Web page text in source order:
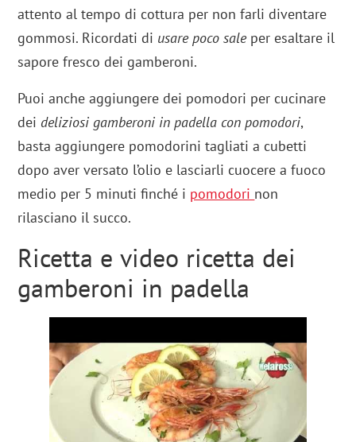
attento al tempo di cottura per non farli diventare
gommosi. Ricordati di usare poco saleper esaltare il
sapore fresco dei gamberoni.
Puoi anche aggiungere dei pomodori per cucinare
dei deliziosi gamberoni in padella con pomodori,
basta aggiungere pomodorini tagliati a cubetti
dopo aver versato l’olio e lasciarli cuocere a fuoco
medio per 5 minuti finché i pomodori non
rilasciano il succo.
Ricetta e video ricetta dei
gamberoni in padella